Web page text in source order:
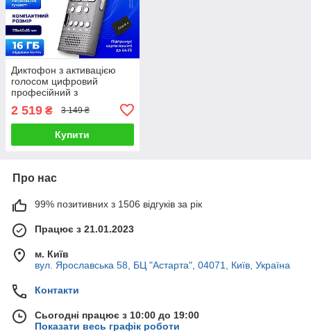
Диктофон з активацією
голосом цифровий
професійний з
шумозаглушенням захист
паролем 16 гб
2 519 ₴ 3 149 ₴
Купити
Про нас
99% позитивних з 1506 відгуків за рік
Працює з 21.01.2023
м. Київ
вул. Ярославська 58, БЦ "Астарта", 04071, Київ, Україна
Контакти
Сьогодні працює з 10:00 до 19:00
Показати весь графік роботи